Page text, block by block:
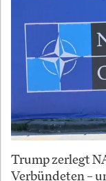
Trump zerlegt
Verbündeten –